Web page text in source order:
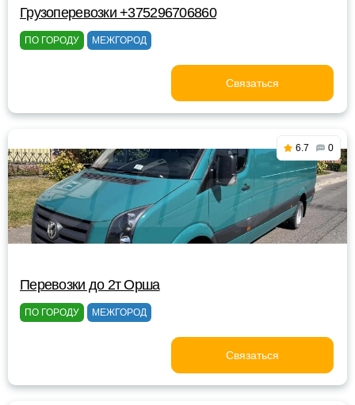
Грузоперевозки +375296706860
ПО ГОРОДУ МЕЖГОРОД
Связаться
6.7 0
Перевозки до 2т Орша
ПО ГОРОДУ МЕЖГОРОД
Связаться